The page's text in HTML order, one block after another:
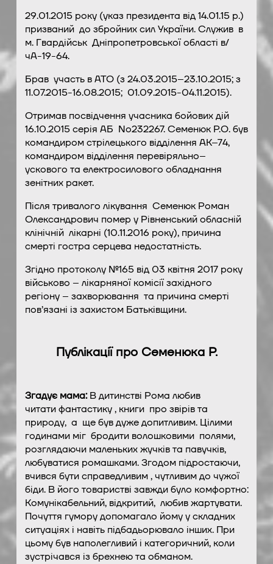
29.01.2015 року (указ президента від 14.01.15 р.)
призваний до збройних сил України. Служив в
м. Гвардійськ Дніпропетровської області в/
чА-19-64.
Брав участь в АТО (з 24.03.2015–23.10.2015; з
11.07.2015-16.08.2015; 01.09.2015-04.11.2015).
Отримав посвідчення учасника бойових дій
16.10.2015 серія АБ No232267. Семенюк Р.О. був
командиром стрілецького відділення АК–74,
командиром відділення перевіряльно–
ускового та електросилового обладнання
зенітних ракет.
Після тривалого лікування Семенюк Роман
Олександрович помер у Рівненський обласній
клінічній лікарні (10.11.2016 року), причина
смерті гостра серцева недостатність.
Згідно протоколу №165 від 03 квітня 2017 року
військово – лікарняної комісії західного
регіону – захворювання та причина смерті
пов’язані із захистом Батьківщини.
Публікації про Семенюка Р.
Згадує мама:В дитинстві Рома любив
читати фантастику , книги про звірів та
природу, а ще був дуже допитливим. Цілими
годинами міг бродити волошковими полями,
розглядаючи маленьких жучків та павучків,
любуватися ромашками. Згодом підростаючи,
вчився бути справедливим , чутливим до чужої
біди. В його товаристві завжди було комфортно:
Комунікабельний, відкритий, любив жартувати.
Почуття гумору допомагало йому у складних
ситуаціях і навіть підбадьорювало інших. При
цьому був наполегливий і категоричний, коли
зустрічався із брехнею та обманом.